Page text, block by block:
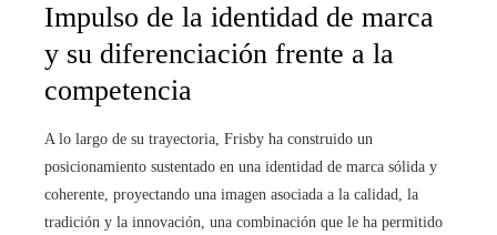
Impulso de la identidad de marca
y su diferenciación frente a la
competencia
A lo largo de su trayectoria, Frisby ha construido un
posicionamiento sustentado en una identidad de marca sólida y
coherente, proyectando una imagen asociada a la calidad, la
tradición y la innovación, una combinación que le ha permitido